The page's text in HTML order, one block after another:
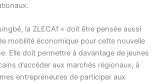
la ZLECAf « doit être pensée aussi
mobilité économique pour cette nouvelle
Elle doit permettre à davantage de jeunes
d’accéder aux marchés régionaux, à
entrepreneures de participer aux